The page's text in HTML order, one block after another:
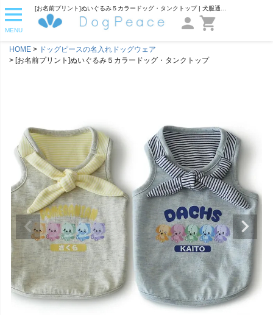
MENU
HOME
ドッグピースの名入れドッグウェア
[お名前プリント]ぬいぐるみ５カラードッグ・タンクトップ